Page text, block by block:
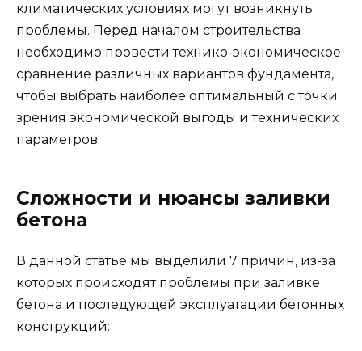
климатических условиях могут возникнуть
проблемы. Перед началом строительства
необходимо провести технико-экономическое
сравнение различных вариантов фундамента,
чтобы выбрать наиболее оптимальный с точки
зрения экономической выгоды и технических
параметров.
Сложности и нюансы заливки
бетона
В данной статье мы выделили 7 причин, из-за
которых происходят проблемы при заливке
бетона и последующей эксплуатации бетонных
конструкций: